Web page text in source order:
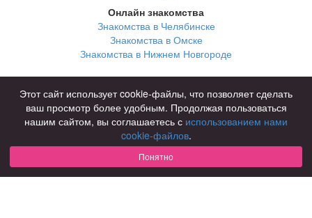
Онлайн знакомства
Знакомства в Челябинске
Знакомства в Омске
Знакомства в Нижнем Новгороде
Для чего
для брака и создания семьи
для любви и с/о
для дружбы
для взрослых
В возрасте
за 40 лет
Этот сайт использует cookie-файлы, что позволяет сделать
ваш просмотр более удобным. Продолжая пользоваться
нашим сайтом, вы соглашаетесь с использованием нами
cookie-файлов.
Понятно